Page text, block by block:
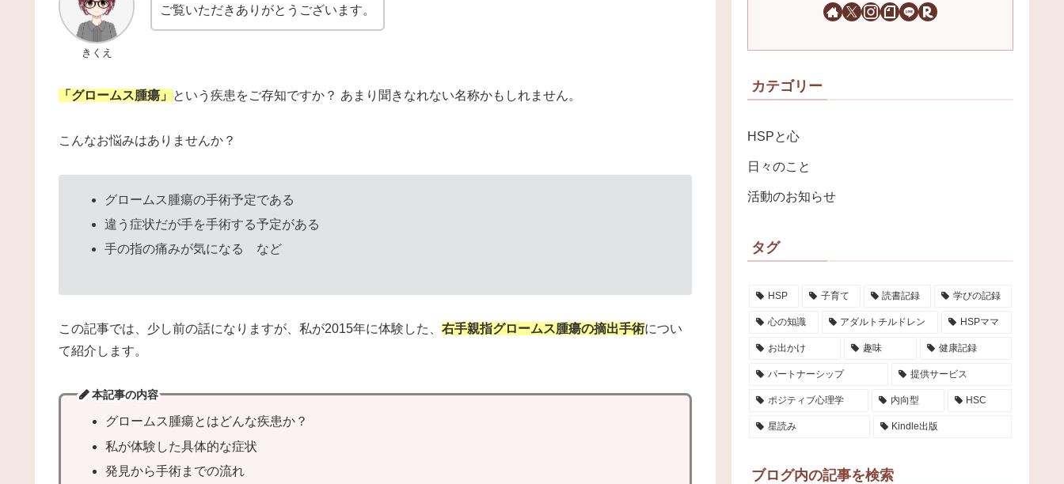
きくえ
ご覧いただきありがとうございます。
「グロームス腫瘍」 という疾患をご存知ですか？ あまり聞きなれない名称かもしれません。
こんなお悩みはありませんか？
グロームス腫瘍の手術予定である
違う症状だが手を手術する予定がある
手の指の痛みが気になる など
この記事では、少し前の話になりますが、私が2015年に体験した、 右手親指グロームス腫瘍の摘出手術につい
て紹介します。
本記事の内容
グロームス腫瘍とはどんな疾患か？
私が体験した具体的な症状
発見から手術までの流れ
カテゴリー
HSPと心
日々のこと
活動のお知らせ
タグ
HSP 子育て 読書記録 学びの記録
心の知識 アダルトチルドレン HSPママ
お出かけ 趣味 健康記録
パートナーシップ 提供サービス
ポジティブ心理学 内向型 HSC
星読み Kindle出版
ブログ内の記事を検索